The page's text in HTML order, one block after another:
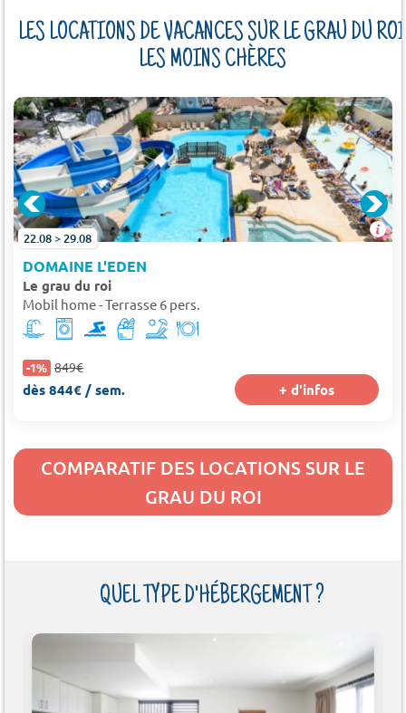
LES LOCATIONS DE VACANCES SUR LE GRAU DU ROI
LES MOINS CHÈRES
22.08 > 29.08
DOMAINE L'EDEN
Le grau du roi
Mobil home - Terrasse 6 pers.
-1% 849€
dès 844€ / sem. + d'infos
COMPARATIF DES LOCATIONS SUR LE
GRAU DU ROI
QUEL TYPE D'HÉBERGEMENT ?